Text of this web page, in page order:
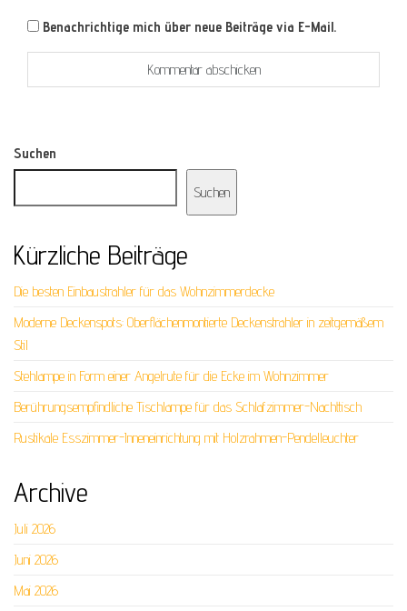
Benachrichtige mich über neue Beiträge via E-Mail.
Suchen
Suchen
Kürzliche Beiträge
Die besten Einbaustrahler für das Wohnzimmerdecke
Moderne Deckenspots: Oberflächenmontierte Deckenstrahler in zeitgemäßem
Stil
Stehlampe in Form einer Angelrute für die Ecke im Wohnzimmer
Berührungsempfindliche Tischlampe für das Schlafzimmer-Nachttisch
Rustikale Esszimmer-Inneneinrichtung mit Holzrahmen-Pendelleuchter
Archive
Juli 2026
Juni 2026
Mai 2026